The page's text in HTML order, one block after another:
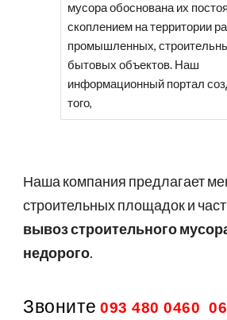
мусора обоснована их
скоплением на территории
промышленных,
бытовых объектов. Наш
информационный портал
того,
Наша компания предлагает
строительных площадок и
вывоз строительного
недорого.
Звоните093 480 0460